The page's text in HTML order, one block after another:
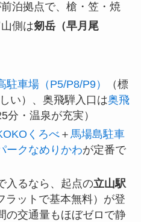
泊拠点で、槍・笠・焼
側は剱岳（早月尾
駐車場（P5/P8/P9）
（標
い）、奥飛騨入口は奥飛
分・温泉が充実）
くろべ＋ 馬場島駐車
ークなめりかわが定番で
入るなら、起点の立山駅
ラットで基本無料）が登
の交通量もほぼゼロで静